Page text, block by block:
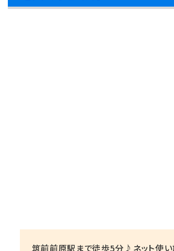
筑前前原駅まで徒歩5分♪ネット使